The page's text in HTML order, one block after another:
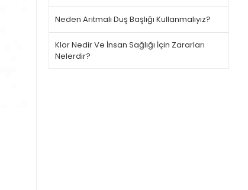
Neden Arıtmalı Duş Başlığı Kullanmalıyız?
Klor Nedir Ve İnsan Sağlığı İçin Zararları
Nelerdir?